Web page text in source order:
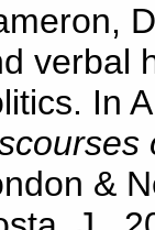
verbal
In
&